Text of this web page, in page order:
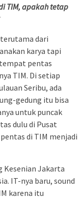
TIM, apakah tetap
dari
karya tapi
pentas
TIM. Di setiap
Seribu, ada
gedung itu bisa
untuk puncak
dulu di Pusat
di TIM menjadi
Kesenian Jakarta
IT-nya baru, sound
karena itu